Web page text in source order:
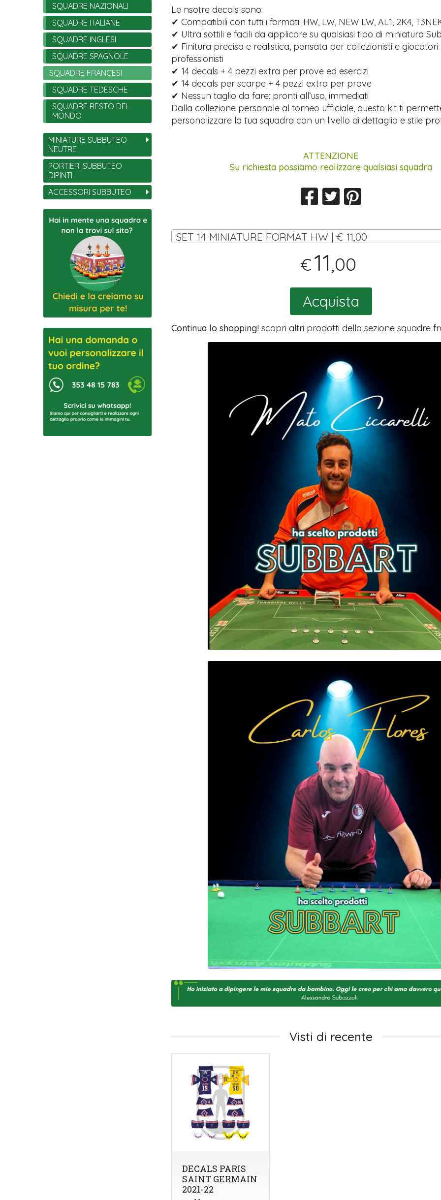
Le nsotre decals sono:
✔ Compatibili con tutti i formati: HW, LW, NEW LW, AL1, 2K4,
✔ Ultra sottili e facili da applicare su qualsiasi tipo di miniatura
✔ Finitura precisa e realistica, pensata per collezionisti e giocatori
professionisti
✔ 14 decals + 4 pezzi extra per prove ed esercizi
✔ 14 decals per scarpe + 4 pezzi extra per prove
✔ Nessun taglio da fare: pronti all’uso, immediati
Dalla collezione personale al torneo ufficiale, questo kit ti
personalizzare la tua squadra con un livello di dettaglio e stile
ATTENZIONE
Su richiesta possiamo realizzare qualsiasi squadra
SET 14 MINIATURE FORMAT HW | € 11,00
€11,00
Acquista
Continua lo shopping!scopri altri prodotti della sezione squadre
Visti di recente
DECALS PARIS
SAINT GERMAIN
2021-22
SQUADRE NAZIONALI
SQUADRE ITALIANE
SQUADRE INGLESI
SQUADRE SPAGNOLE
SQUADRE FRANCESI
SQUADRE TEDESCHE
SQUADRE RESTO DEL
MONDO
MINIATURE SUBBUTEO
NEUTRE
PORTIERI SUBBUTEO
DIPINTI
ACCESSORI SUBBUTEO